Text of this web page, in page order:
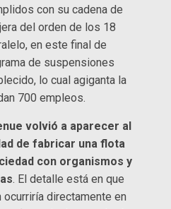
con su cadena de
del orden de los 18
en este final de
de suspensiones
lo cual agiganta la
700 empleos.
volvió a aparecer al
de fabricar una flota
con organismos y
. El detalle está en que
directamente en